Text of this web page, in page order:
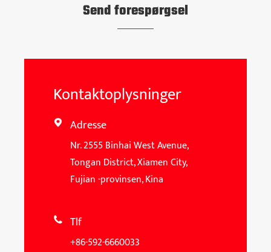
Send forespørgsel
Kontaktoplysninger
 Adresse
Nr. 2555 Binhai West Avenue,
Tongan District, Xiamen City,
Fujian -provinsen, Kina
 Tlf
+86-592-6660033